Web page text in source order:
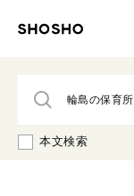
本文検索